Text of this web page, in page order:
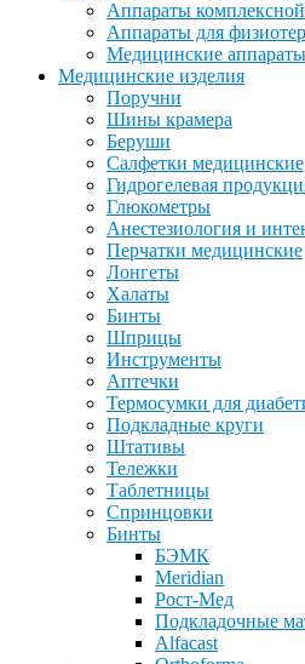
Аппараты
Аппараты для
Медицинские
Медицинские изделия
Поручни
Шины крамера
Беруши
Салфетки медицинские
Гидрогелевая
Глюкометры
Анестезиология и
Перчатки медицинские
Лонгеты
Халаты
Бинты
Шприцы
Инструменты
Аптечки
Термосумки для
Подкладные круги
Штативы
Тележки
Таблетницы
Спринцовки
Бинты
БЭМК
Meridian
Рост-Мед
Подкладочные
Alfacast